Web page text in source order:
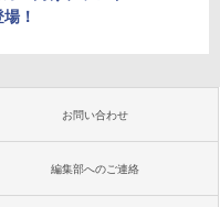
！
お問い合わせ
編集部へのご連絡